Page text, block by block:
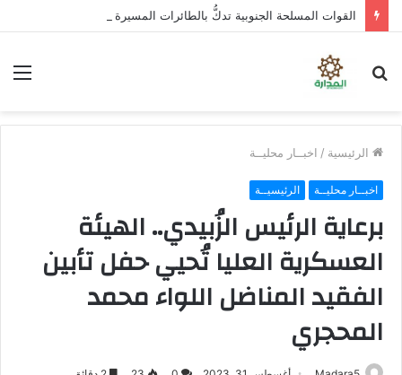
الرئيسية / اخبــار محليــة
اخبــار محليــة الرئيسيــة
برعاية الرئيس الزُبيدي.. الهيئة
العسكرية العليا تُحيي حفل تأبين
الفقيد المناضل اللواء محمد
المحجري